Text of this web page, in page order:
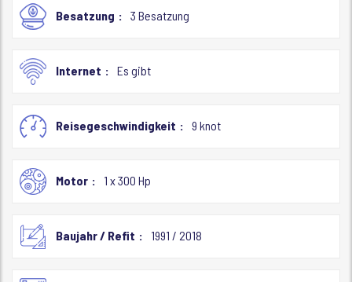
Besatzung 3 Besatzung
Internet Es gibt
Reisegeschwindigkeit 9 knot
Motor 1 x 300 Hp
Baujahr / Refit 1991 / 2018